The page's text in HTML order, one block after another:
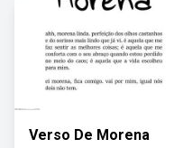
Verso De Morena